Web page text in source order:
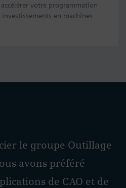
votre programmation
en machines
le groupe Outillage
avons préféré
de CAO et de